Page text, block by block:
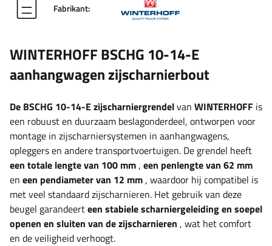
Fabrikant:
WINTERHOFF BSCHG 10-14-E
aanhangwagen zijscharnierbout
De BSCHG 10-14-E zijscharniergrendelvan WINTERHOFF is
een robuust en duurzaam beslagonderdeel, ontworpen voor
montage in zijscharniersystemen in aanhangwagens,
opleggers en andere transportvoertuigen. De grendel heeft
een totale lengte van 100 mm, een penlengte van 62 mm
en een pendiameter van 12 mm, waardoor hij compatibel is
met veel standaard zijscharnieren. Het gebruik van deze
beugel garandeerteen stabiele scharniergeleiding en soepel
openen en sluiten van de zijscharnieren , wat het comfort
en de veiligheid verhoogt.